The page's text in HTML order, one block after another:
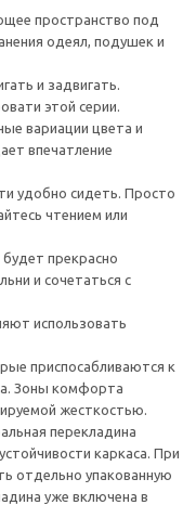
пространство под
одеял, подушек и
и задвигать.
этой серии.
вариации цвета и
впечатление
удобно сидеть. Просто
чтением или
будет прекрасно
и сочетаться с
использовать
приспосабливаются к
Зоны комфорта
жесткостью.
перекладина
каркаса. При
отдельно упакованную
уже включена в